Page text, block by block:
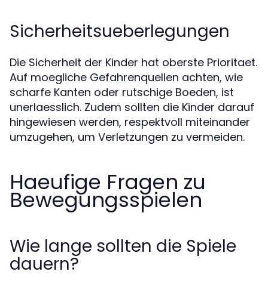
Sicherheitsueberlegungen
Die Sicherheit der Kinder hat oberste Prioritaet.
Auf moegliche Gefahrenquellen achten, wie
scharfe Kanten oder rutschige Boeden, ist
unerlaesslich. Zudem sollten die Kinder darauf
hingewiesen werden, respektvoll miteinander
umzugehen, um Verletzungen zu vermeiden.
Haeufige Fragen zu
Bewegungsspielen
Wie lange sollten die Spiele
dauern?